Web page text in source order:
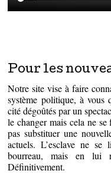
Pour les
Notre site vise à faire
système politique, à vous
cité dégoûtés par un
le changer mais cela ne
pas substituer une
actuels. L’esclave ne se
bourreau, mais en lui
Définitivement.